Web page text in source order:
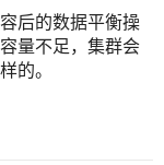
后的数据平衡操
量不足，集群会
的。